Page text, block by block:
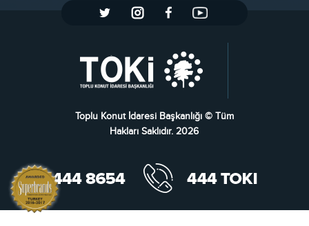
Toplu Konut İdaresi Başkanlığı © Tüm
Hakları Saklıdır. 2026